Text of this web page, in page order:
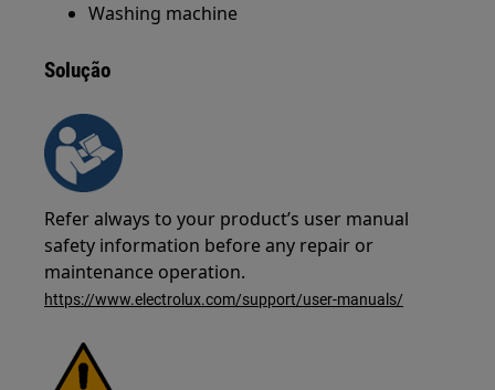
Washing machine
Solução
Refer always to your product’s user manual
safety information before any repair or
maintenance operation.
https://www.electrolux.com/support/user-manuals/